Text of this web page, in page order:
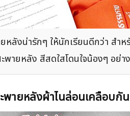
ยหลังน่ารักๆ ให้นักเรียนดีกว่า ส
ะพายหลัง สีสดใสโดนใจน้องๆ อ
พายหลังผ้าไนล่อนเคลือบ